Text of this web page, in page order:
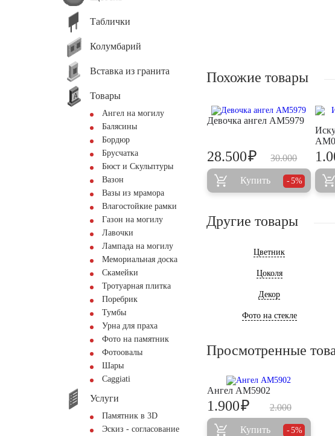
Таблички
Колумбарий
Вставка из гранита
Товары
Ангел на могилу
Балясины
Бордюр
Брусчатка
Бюст и Скульптуры
Вазон
Вазы из мрамора
Влагостойкие рамки
Газон на могилу
Лавочки
Лампада на могилу
Мемориальная доска
Скамейки
Тротуарная плитка
Поребрик
Тумбы
Урна для праха
Фото на памятник
Фотоовалы
Шары
Сaggiati
Услуги
Памятник в 3D
Эскиз - согласование
Похожие товары
Девочка ангел AM5979
30.000
28.500₽
Купить 5%
Другие товары
Цветник
Цоколя
Декор
Фото на стекле
Просмотренные
Ангел AM5902
2.000
1.900₽
Купить 5%